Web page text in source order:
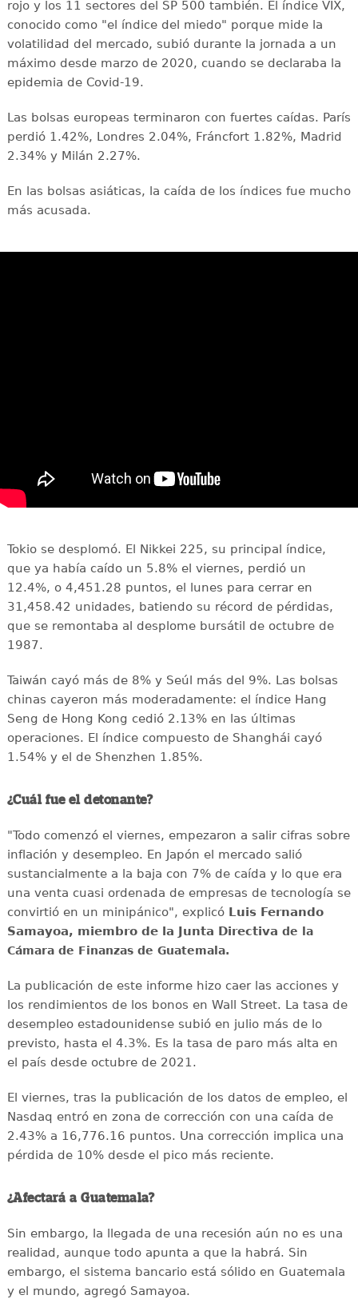
rojo y los 11 sectores del SP 500 también. El índice VIX,
conocido como "el índice del miedo" porque mide la
volatilidad del mercado, subió durante la jornada a un
máximo desde marzo de 2020, cuando se declaraba la
epidemia de Covid-19.
Las bolsas europeas terminaron con fuertes caídas. París
perdió 1.42%, Londres 2.04%, Fráncfort 1.82%, Madrid
2.34% y Milán 2.27%.
En las bolsas asiáticas, la caída de los índices fue mucho
más acusada.
Tokio se desplomó. El Nikkei 225, su principal índice,
que ya había caído un 5.8% el viernes, perdió un
12.4%, o 4,451.28 puntos, el lunes para cerrar en
31,458.42 unidades, batiendo su récord de pérdidas,
que se remontaba al desplome bursátil de octubre de
1987.
Taiwán cayó más de 8% y Seúl más del 9%. Las bolsas
chinas cayeron más moderadamente: el índice Hang
Seng de Hong Kong cedió 2.13% en las últimas
operaciones. El índice compuesto de Shanghái cayó
1.54% y el de Shenzhen 1.85%.
¿Cuál fue el detonante?
"Todo comenzó el viernes, empezaron a salir cifras sobre
inflación y desempleo. En Japón el mercado salió
sustancialmente a la baja con 7% de caída y lo que era
una venta cuasi ordenada de empresas de tecnología se
convirtió en un minipánico", explicó Luis Fernando
Samayoa, miembro de la Junta Directiva de la
Cámara de Finanzas de Guatemala.
La publicación de este informe hizo caer las acciones y
los rendimientos de los bonos en Wall Street. La tasa de
desempleo estadounidense subió en julio más de lo
previsto, hasta el 4.3%. Es la tasa de paro más alta en
el país desde octubre de 2021.
El viernes, tras la publicación de los datos de empleo, el
Nasdaq entró en zona de corrección con una caída de
2.43% a 16,776.16 puntos. Una corrección implica una
pérdida de 10% desde el pico más reciente.
¿Afectará a Guatemala?
Sin embargo, la llegada de una recesión aún no es una
realidad, aunque todo apunta a que la habrá. Sin
embargo, el sistema bancario está sólido en Guatemala
y el mundo, agregó Samayoa.